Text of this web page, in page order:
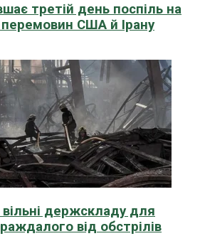
третій день поспіль на
США й Ірану
держскладу для
від обстрілів